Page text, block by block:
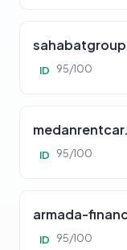
ID 95/100
ID 95/100
armada-
ID 95/100